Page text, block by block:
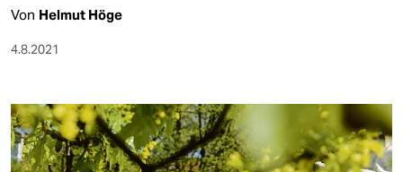
Von Helmut Höge
4.8.2021